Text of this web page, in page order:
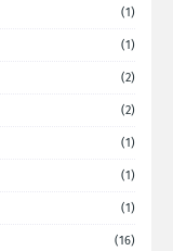
(1)
(1)
(2)
(2)
(1)
(1)
(1)
(16)